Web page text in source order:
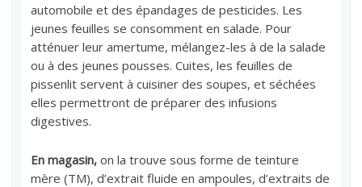
automobile et des épandages de pesticides. Les
jeunes feuilles se consomment en salade. Pour
atténuer leur amertume, mélangez-les à de la salade
ou à des jeunes pousses. Cuites, les feuilles de
pissenlit servent à cuisiner des soupes, et séchées
elles permettront de préparer des infusions
digestives.
En magasin, on la trouve sous forme de teinture
mère (TM), d’extrait fluide en ampoules, d’extraits de